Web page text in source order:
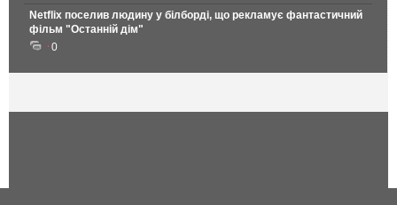
Netflix поселив людину у білборді, що рекламує фантастичний
фільм "Останній дім"
0